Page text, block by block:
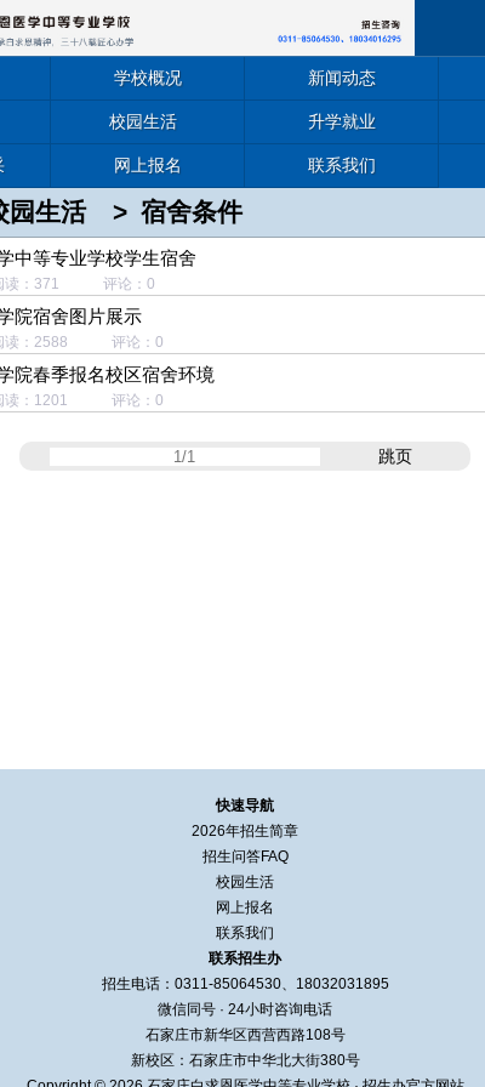
学校概况 新闻动态
校园生活 升学就业
网上报名 联系我们
园生活 > 宿舍条件
中等专业学校学生宿舍
：371 评论：0
院宿舍图片展示
：2588 评论：0
院春季报名校区宿舍环境
：1201 评论：0
跳页
快速导航
2026年招生简章
招生问答FAQ
校园生活
网上报名
联系我们
联系招生办
招生电话：0311-85064530、18032031895
微信同号 · 24小时咨询电话
石家庄市新华区西营西路108号
新校区：石家庄市中华北大街380号